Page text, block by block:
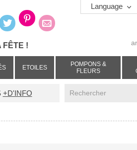
Language
FÊTE !
ETOILES
POMPONS &
FLEURS
+D'INFO